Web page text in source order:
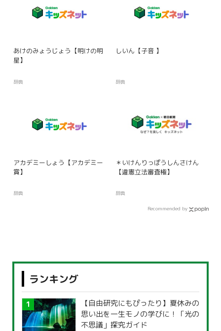
あけのみょうじょう【明けの明
星】
辞典
しいん【子音 】
辞典
アカデミーしょう【アカデミー
賞】
辞典
＊いけんりっぽうしんさけん
【違憲立法審査権】
辞典
Recommended by
ランキング
【自由研究にもぴったり】夏休みの
思い出を一生モノの学びに！「光の
不思議」探究ガイド